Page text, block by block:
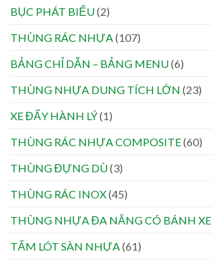
BỤC PHÁT BIỂU(2)
THÙNG RÁC NHỰA(107)
BẢNG CHỈ DẪN – BẢNG MENU(6)
THÙNG NHỰA DUNG TÍCH LỚN (23)
XE ĐẨY HÀNH LÝ(1)
THÙNG RÁC NHỰA COMPOSITE(60)
THÙNG ĐỰNG DÙ(3)
THÙNG RÁC INOX(45)
THÙNG NHỰA ĐA NĂNG CÓ BÁNH XE
TẤM LÓT SÀN NHỰA(61)